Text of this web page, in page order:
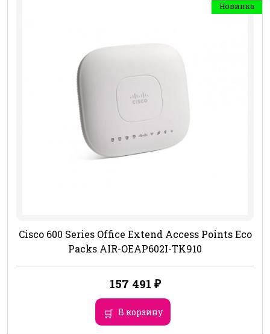
Новинка
Cisco 600 Series Office Extend Access Points Eco
Packs AIR-OEAP602I-TK910
157 491 ₽
В корзину